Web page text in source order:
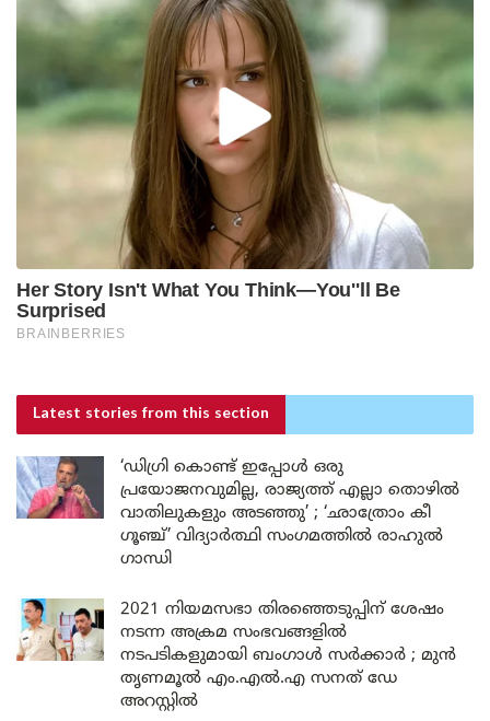
Latest stories from this section
‘ഡിഗ്രി കൊണ്ട് ഇപ്പോൾ ഒരു
പ്രയോജനവുമില്ല, രാജ്യത്ത് എല്ലാ തൊഴിൽ
വാതിലുകളും അടഞ്ഞു’ ; ‘ഛാത്രോം കീ
ഗൂഞ്ച്’ വിദ്യാർത്ഥി സംഗമത്തിൽ രാഹുൽ
ഗാന്ധി
2021 നിയമസഭാ തിരഞ്ഞെടുപ്പിന് ശേഷം
നടന്ന അക്രമ സംഭവങ്ങളിൽ
നടപടികളുമായി ബംഗാൾ സർക്കാർ ; മുൻ
തൃണമൂൽ എം.എൽ.എ സനത് ഡേ
അറസ്റ്റിൽ